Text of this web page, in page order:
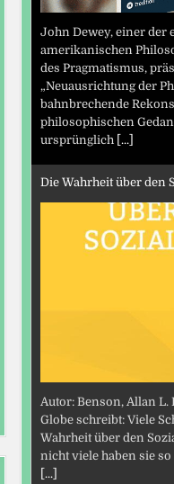
John Dewey, einer der
amerikanischen
des Pragmatismus,
„Neuausrichtung der
bahnbrechende
philosophischen
ursprünglich [...]
Die Wahrheit über den
Autor: Benson, Allan L.
Globe schreibt: Viele
Wahrheit über den
nicht viele haben sie
[...]